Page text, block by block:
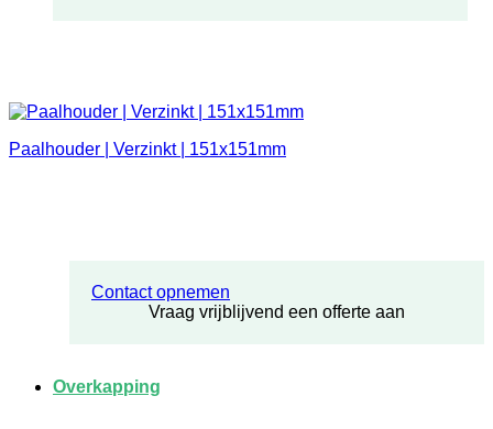
Contact opnemen
Vraag vrijblijvend een offerte aan
Overkapping
Paalhouder | Verzinkt | 151x151mm